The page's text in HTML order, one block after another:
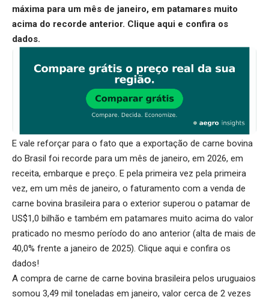
máxima para um mês de janeiro, em patamares muito
acima do recorde anterior. Clique aqui e confira os
dados.
E vale reforçar para o fato que a exportação de carne bovina
do Brasil foi recorde para um mês de janeiro, em 2026, em
receita, embarque e preço. E pela primeira vez pela primeira
vez, em um mês de janeiro, o faturamento com a venda de
carne bovina brasileira para o exterior superou o patamar de
US$1,0 bilhão e também em patamares muito acima do valor
praticado no mesmo período do ano anterior (alta de mais de
40,0% frente a janeiro de 2025). Clique aqui e confira os
dados!
A compra de carne de carne bovina brasileira pelos uruguaios
somou 3,49 mil toneladas em janeiro, valor cerca de 2 vezes